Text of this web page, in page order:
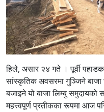
हिले, असार २४ गते । पूर्वी
सांस्कृतिक अवसरमा गुञ्जिने
बजाइने यो बाजा लिम्बु समुदायको
महत्त्वपूर्ण प्रतीकका रूपमा आज